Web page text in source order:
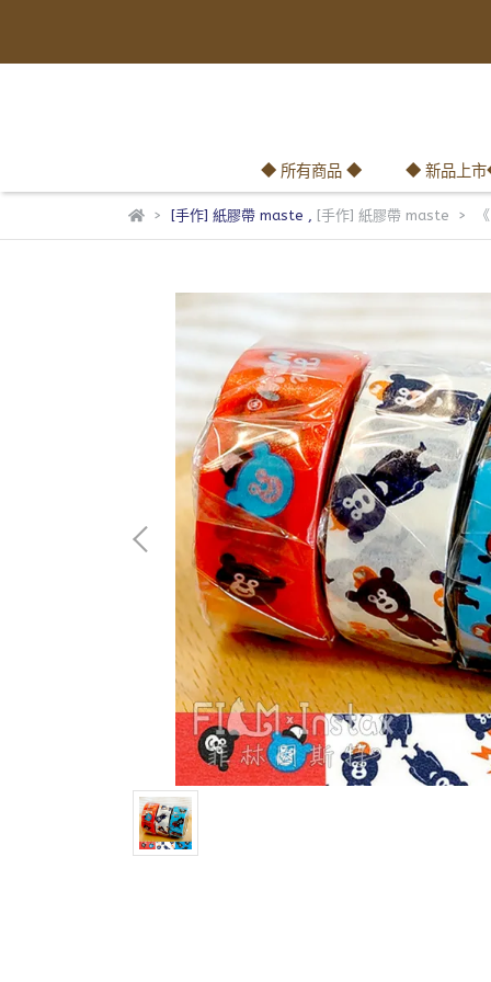
◆ 所有商品 ◆ ◆ 新品上
[手作] 紙膠帶 maste , [手作] 紙膠帶 maste